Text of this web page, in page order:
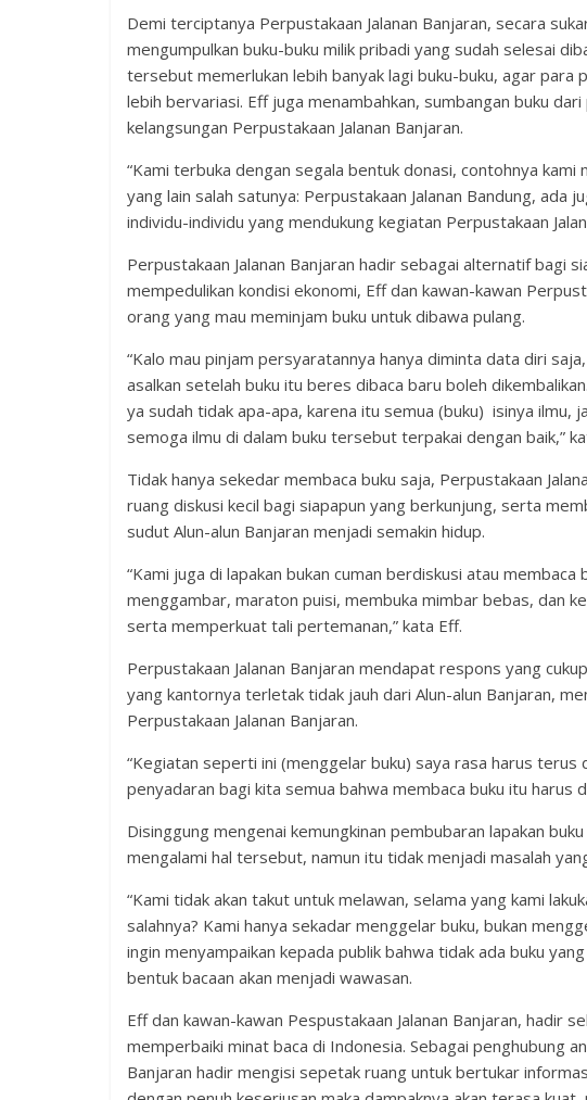
Demi terciptanya Perpustakaan Jalanan Banjaran, secara
mengumpulkan buku-buku milik pribadi yang sudah selesai
tersebut memerlukan lebih banyak lagi buku-buku, agar para
lebih bervariasi. Eff juga menambahkan, sumbangan buku
kelangsungan Perpustakaan Jalanan Banjaran.
“Kami terbuka dengan segala bentuk donasi, contohnya
yang lain salah satunya: Perpustakaan Jalanan Bandung, ada
individu-individu yang mendukung kegiatan Perpustakaan
Perpustakaan Jalanan Banjaran hadir sebagai alternatif bagi
mempedulikan kondisi ekonomi, Eff dan kawan-kawan
orang yang mau meminjam buku untuk dibawa pulang.
“Kalo mau pinjam persyaratannya hanya diminta data diri
asalkan setelah buku itu beres dibaca baru boleh
ya sudah tidak apa-apa, karena itu semua (buku) isinya ilmu,
semoga ilmu di dalam buku tersebut terpakai dengan baik,”
Tidak hanya sekedar membaca buku saja, Perpustakaan
ruang diskusi kecil bagi siapapun yang berkunjung, serta
sudut Alun-alun Banjaran menjadi semakin hidup.
“Kami juga di lapakan bukan cuman berdiskusi atau
menggambar, maraton puisi, membuka mimbar bebas, dan
serta memperkuat tali pertemanan,” kata Eff.
Perpustakaan Jalanan Banjaran mendapat respons yang
yang kantornya terletak tidak jauh dari Alun-alun Banjaran,
Perpustakaan Jalanan Banjaran.
“Kegiatan seperti ini (menggelar buku) saya rasa harus terus
penyadaran bagi kita semua bahwa membaca buku itu harus
Disinggung mengenai kemungkinan pembubaran lapakan
mengalami hal tersebut, namun itu tidak menjadi masalah
“Kami tidak akan takut untuk melawan, selama yang kami
salahnya? Kami hanya sekadar menggelar buku, bukan
ingin menyampaikan kepada publik bahwa tidak ada buku
bentuk bacaan akan menjadi wawasan.
Eff dan kawan-kawan Pespustakaan Jalanan Banjaran, hadir
memperbaiki minat baca di Indonesia. Sebagai penghubung
Banjaran hadir mengisi sepetak ruang untuk bertukar